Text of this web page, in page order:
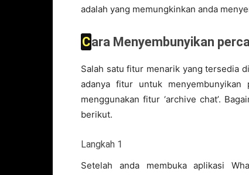
adalah yang memungkinkan anda
Cara Menyembunyikan
Salah satu fitur menarik yang tersedia
adanya fitur untuk
menggunakan fitur ‘archive chat’.
berikut.
Langkah 1
Setelah anda membuka aplikasi